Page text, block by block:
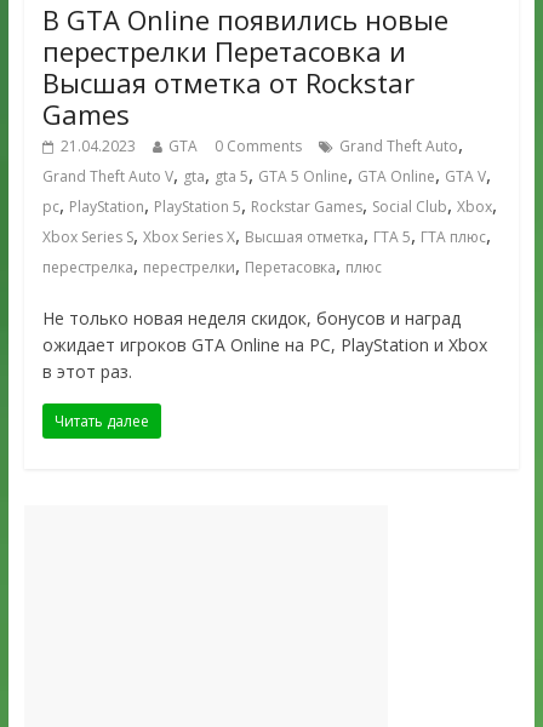
В GTA Online появились новые
перестрелки Перетасовка и
Высшая отметка от Rockstar
Games
21.04.2023 GTA 0 Comments Grand Theft Auto,
Grand Theft Auto V, gta, gta 5, GTA 5 Online, GTA Online, GTA V,
pc, PlayStation, PlayStation 5, Rockstar Games, Social Club, Xbox,
Xbox Series S, Xbox Series X, Высшая отметка, ГТА 5, ГТА плюс,
перестрелка, перестрелки, Перетасовка, плюс
Не только новая неделя скидок, бонусов и наград
ожидает игроков GTA Online на PC, PlayStation и Xbox
в этот раз.
Читать далее